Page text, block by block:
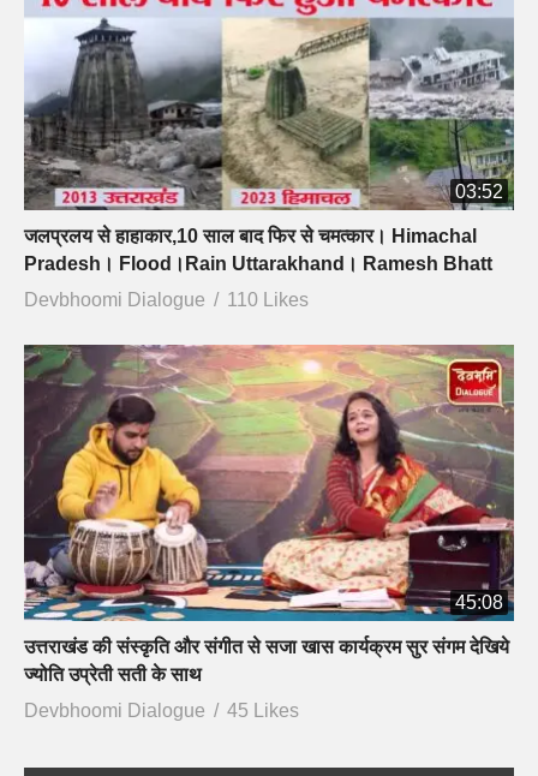
03:52
जलप्रलय से हाहाकार,10 साल बाद फिर से चमत्कार। Himachal
Pradesh। Flood।Rain Uttarakhand। Ramesh Bhatt
Devbhoomi Dialogue
110 Likes
45:08
उत्तराखंड की संस्कृति और संगीत से सजा खास कार्यक्रम सुर संगम देखिये
ज्योति उप्रेती सती के साथ
Devbhoomi Dialogue
45 Likes